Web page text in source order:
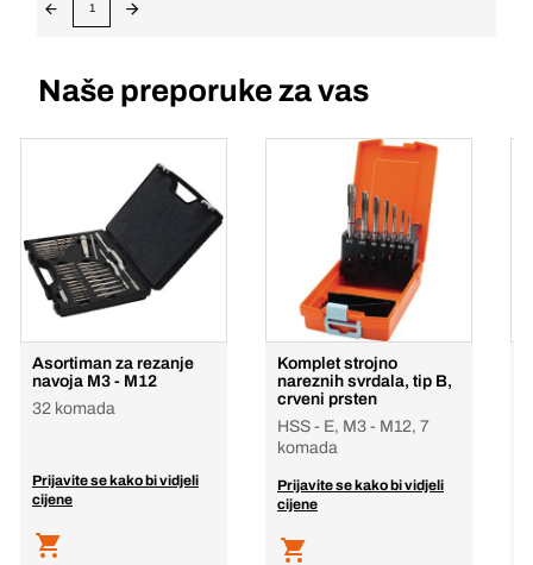
1
Naše preporuke za vas
Asortiman za rezanje
navoja M3 - M12
32 komada
Prijavite se kako bi vidjeli
cijene
Komplet strojno
nareznih svrdala, tip B,
crveni prsten
HSS - E, M3 - M12, 7
komada
Prijavite se kako bi vidjeli
cijene